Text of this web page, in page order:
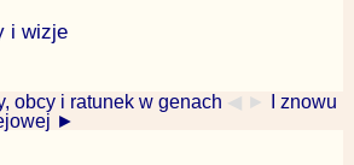
i wizje
obcy i ratunek w genach ◀ ► I znowu
►